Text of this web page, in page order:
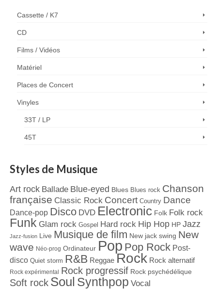
Cassette / K7
CD
Films / Vidéos
Matériel
Places de Concert
Vinyles
33T / LP
45T
Styles de Musique
Art rock Ballade Blue-eyed Blues Blues rock Chanson
française Classic Rock Concert Country Dance
Dance-pop Disco DVD Electronic Folk Folk rock
Funk Glam rock Gospel Hard rock Hip Hop HP Jazz
Jazz-fusion Live Musique de film New jack swing New
wave Néo-prog Ordinateur Pop Pop Rock Post-
disco Quiet storm R&B Reggae Rock Rock alternatif
Rock expérimental Rock progressif Rock psychédélique
Soft rock Soul Synthpop Vocal